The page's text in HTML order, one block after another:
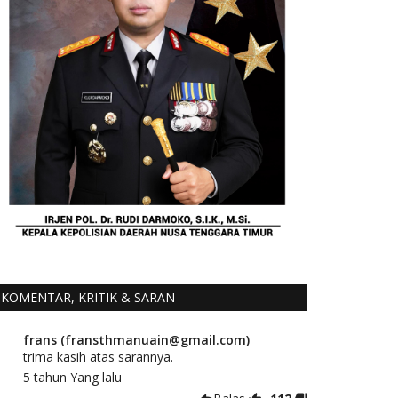
KOMENTAR, KRITIK & SARAN
frans (fransthmanuain@gmail.com)
trima kasih atas sarannya.
5 tahun Yang lalu